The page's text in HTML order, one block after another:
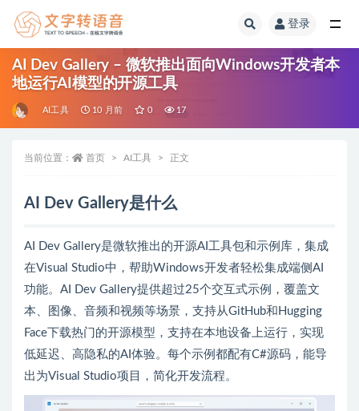
登录
AI Dev Gallery – 微软推出面向Windows开发者本
地运行AI模型的开源工具
AI工具 10 月前 0 17
当前位置： 首页 AI工具 正文
AI Dev Gallery是什么
AI Dev Gallery是微软推出的开源AI工具包和示例库，集成
在Visual Studio中，帮助Windows开发者轻松集成端侧AI
功能。AI Dev Gallery提供超过25个交互式示例，覆盖文
本、图像、音频和视频等场景，支持从GitHub和Hugging
Face下载热门的开源模型，支持在本地设备上运行，实现
低延迟、高隐私的AI体验。每个示例都配有C#源码，能导
出为Visual Studio项目，简化开发流程。